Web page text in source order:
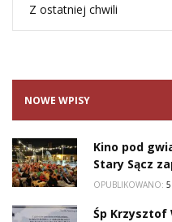
Z ostatniej chwili
NOWE WPISY
Kino pod
Stary Sącz
OPUBLIKOWANO:
Śp Krzysztof